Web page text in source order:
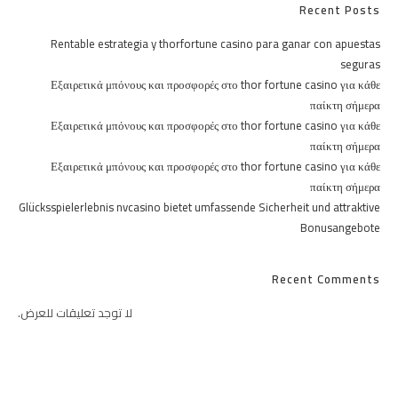
Recent Posts
Rentable estrategia y thorfortune casino para ganar con apuestas
seguras
Εξαιρετικά μπόνους και προσφορές στο thor fortune casino για κάθε
παίκτη σήμερα
Εξαιρετικά μπόνους και προσφορές στο thor fortune casino για κάθε
παίκτη σήμερα
Εξαιρετικά μπόνους και προσφορές στο thor fortune casino για κάθε
παίκτη σήμερα
Glücksspielerlebnis nvcasino bietet umfassende Sicherheit und attraktive
Bonusangebote
Recent Comments
لا توجد تعليقات للعرض.